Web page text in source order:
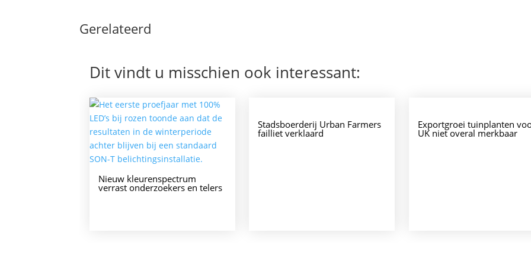
Gerelateerd
Dit vindt u misschien ook interessant:
Nieuw kleurenspectrum
verrast onderzoekers en telers
Stadsboerderij Urban Farmers
failliet verklaard
Exportgroei tuinplanten
UK niet overal merkbaar